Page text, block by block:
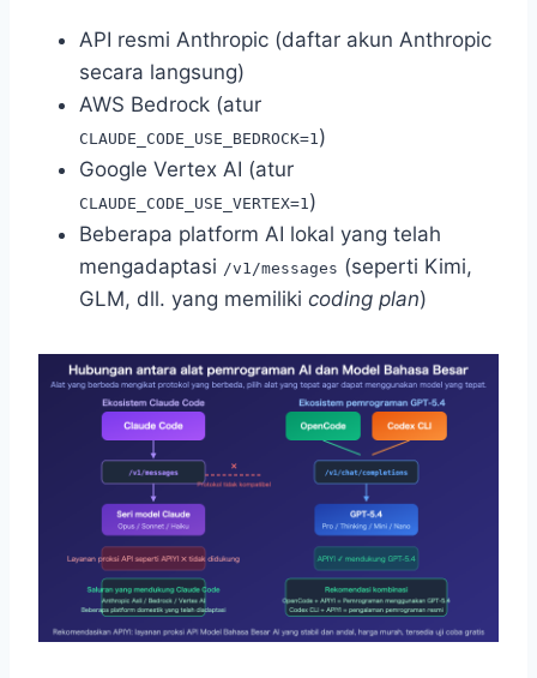
API resmi Anthropic (daftar akun Anthropic
secara langsung)
AWS Bedrock (atur
CLAUDE_CODE_USE_BEDROCK=1)
Google Vertex AI (atur
CLAUDE_CODE_USE_VERTEX=1)
Beberapa platform AI lokal yang telah
mengadaptasi /v1/messages (seperti Kimi,
GLM, dll. yang memiliki coding plan)